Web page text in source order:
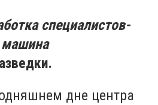
специалистов-
дне центра